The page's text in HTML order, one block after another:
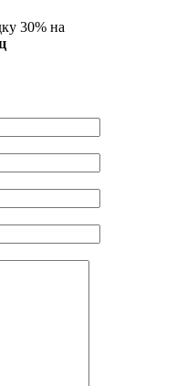
30% на